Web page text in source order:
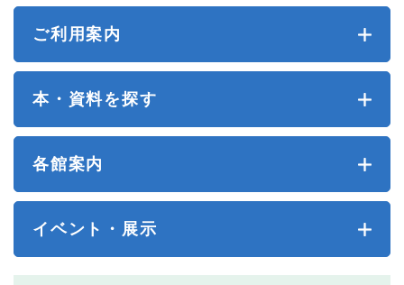
ご利用案内
本・資料を探す
各館案内
イベント・展示